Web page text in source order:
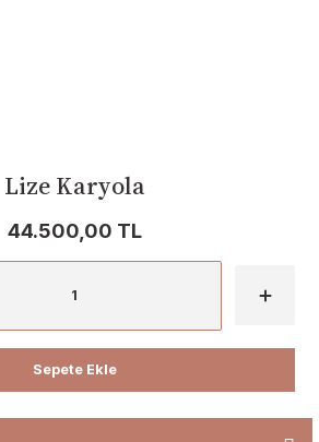
Lize Karyola
44.500,00 TL
Sepete Ekle